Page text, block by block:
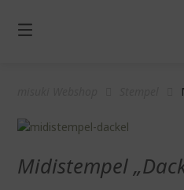
zum
Inhalt
Midistempel